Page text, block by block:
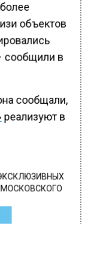
объектов
сообщили в
сообщали,
реализуют в
МОСКОВСКОГО